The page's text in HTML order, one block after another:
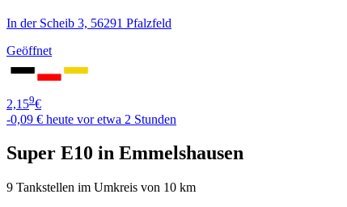
In der Scheib 3, 56291 Pfalzfeld
Geöffnet
2,159€
-0,09 € heute vor etwa 2 Stunden
Super E10 in Emmelshausen
9 Tankstellen im Umkreis von 10 km